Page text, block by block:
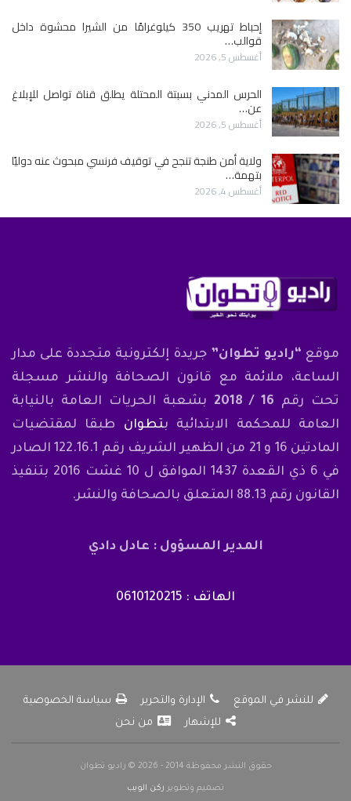
إحباط تهريب 350 كيلوغرامًا من الشيرا محشوة داخل
قوالب…
أغسطس 5, 2026
الحرس المدني بسبتة المحتلة يطلق قناة تواصل للإبلاغ
عن…
أغسطس 5, 2026
ولاية أمن طنجة تنجح في توقيف فرنسي مبحوث عنه دوليًا
بتهمة…
أغسطس 4, 2026
موقع “راديو تطوان” جريدة إلكترونية متجددة على مدار
الساعة، ملائمة مع قانون الصحافة والنشر مسجلة
تحت رقم 16 / 2018
بشعبة الحريات العامة بالنيابة
العامة للمحكمة الابتدائية بتطوان طبقا لمقتضيات
المادتين 16 و 21 من الظهير الشريف رقم 122.16.1 الصادر
في 6 ذي القعدة 1437 الموافق ل 10 غشت 2016 بتنفيذ
القانون رقم 88.13 المتعلق بالصحافة والنشر.
المدير المسؤول : عادل دادي
الهاتف : 0610120215
للنشر في الموقع الإدارة والتحرير
سياسة الخصوصية
للإشهار
من نحن
حقوق النشر محفوظة 2014 - 2026 © راديو تطوان
تصميم وتطوير ركن الويب